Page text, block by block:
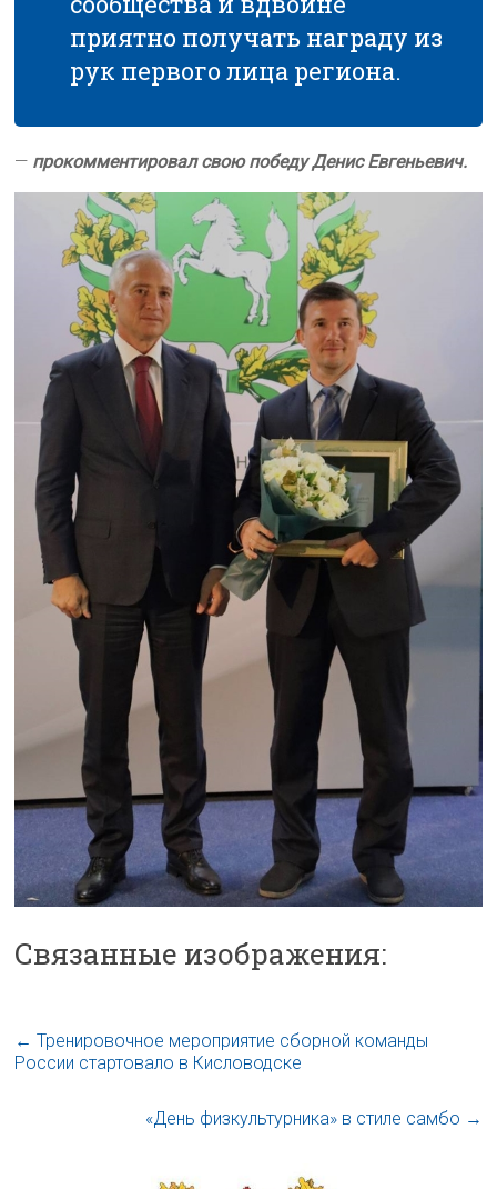
приятно получать награду из
рук первого лица региона.
— прокомментировал свою победу Денис Евгеньевич.
Связанные изображения:
← Тренировочное мероприятие сборной команды
России стартовало в Кисловодске
«День физкультурника» в стиле самбо →